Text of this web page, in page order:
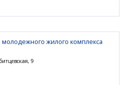
жилого комплекса
9